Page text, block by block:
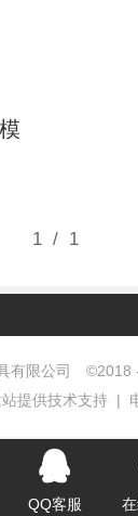
有限公司 ©2018
提供技术支持
|
QQ客服